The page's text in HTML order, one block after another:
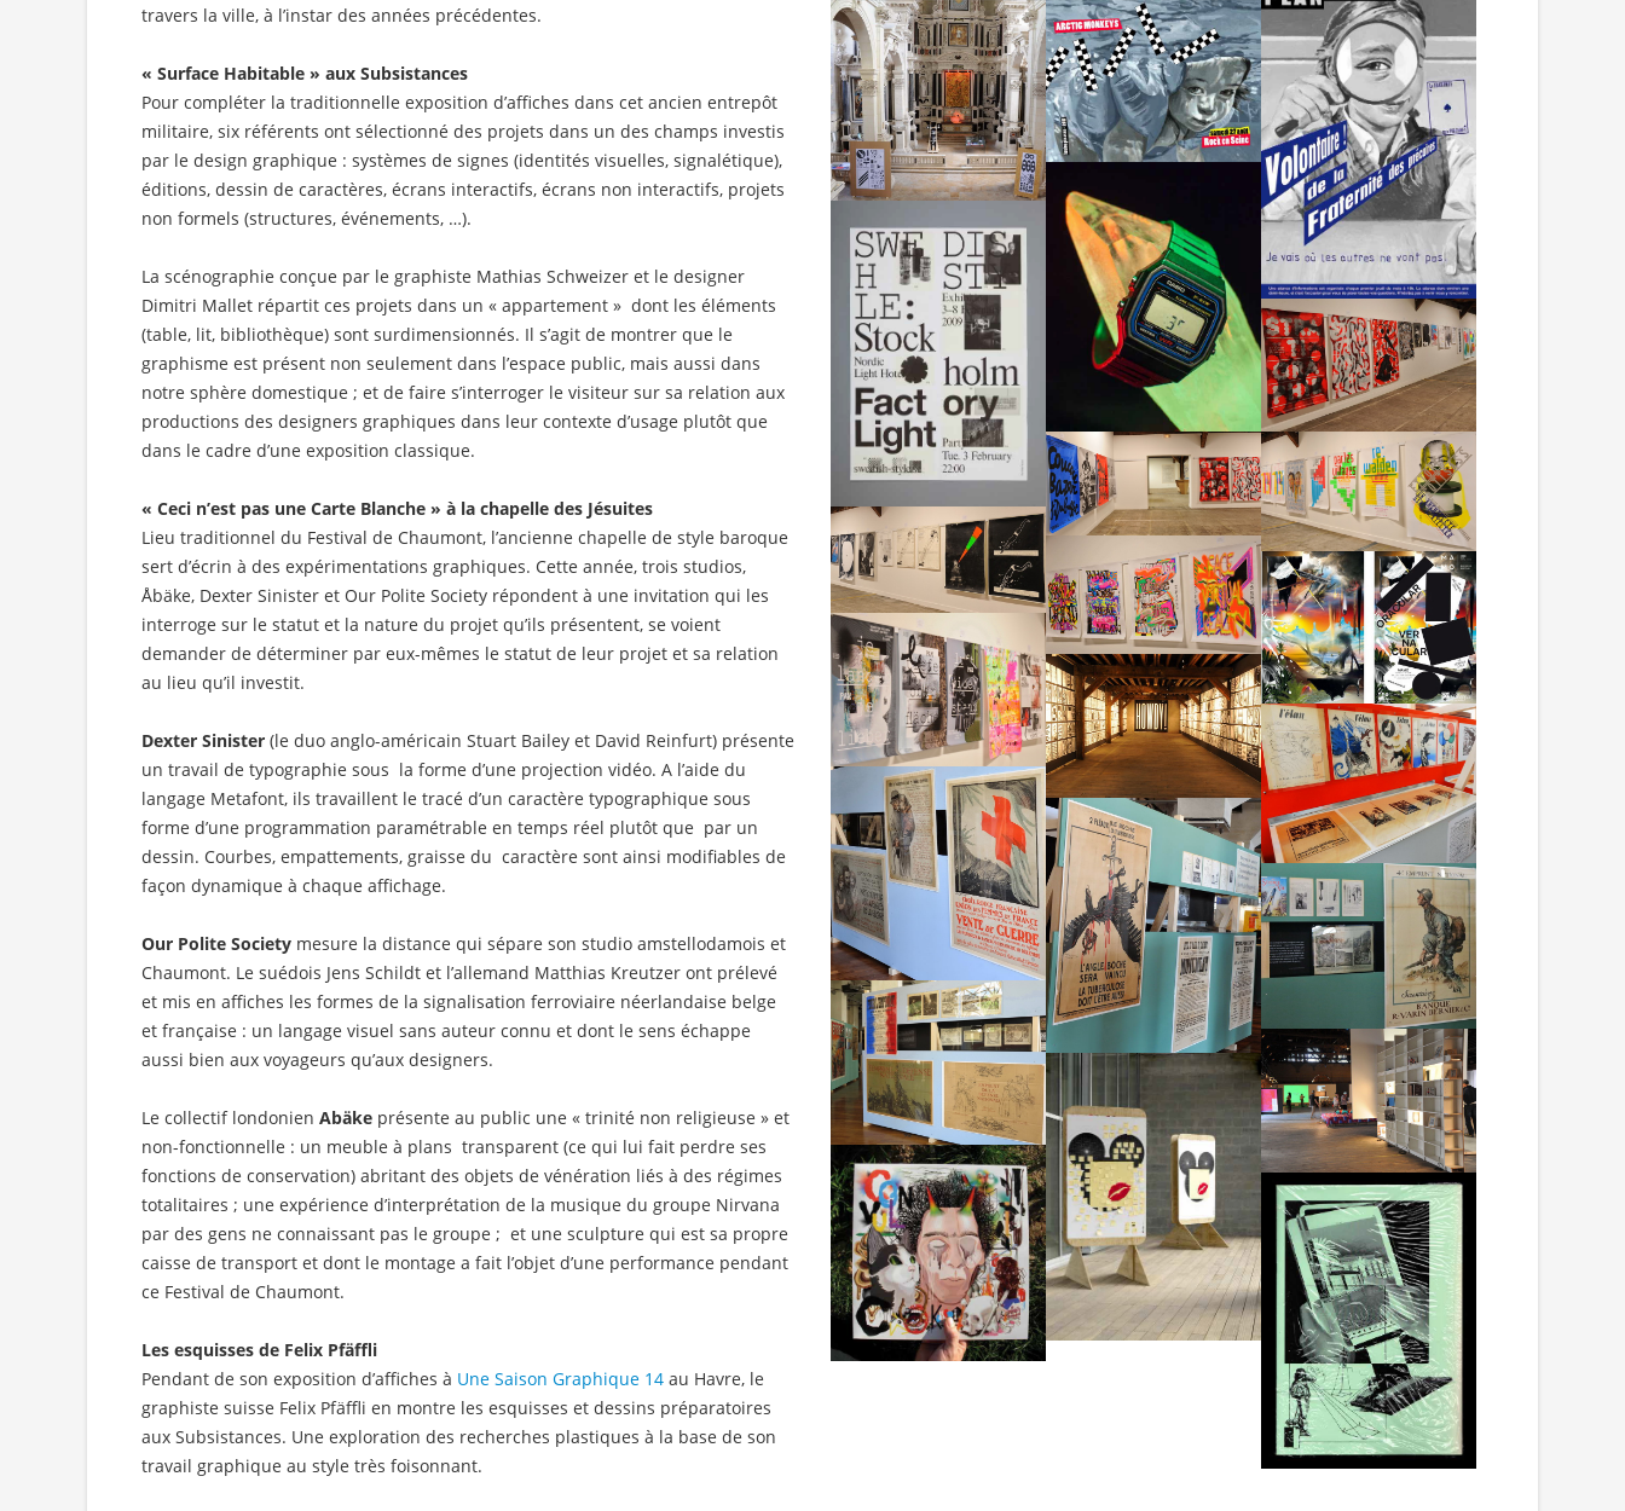
travers la ville, à l’instar des années précédentes.
« Surface Habitable » aux Subsistances
Pour compléter la traditionnelle exposition d’affiches dans cet ancien entrepôt
militaire, six référents ont sélectionné des projets dans un des champs investis
par le design graphique : systèmes de signes (identités visuelles, signalétique),
éditions, dessin de caractères, écrans interactifs, écrans non interactifs, projets
non formels (structures, événements, …).
La scénographie conçue par le graphiste Mathias Schweizer et le designer
Dimitri Mallet répartit ces projets dans un « appartement » dont les éléments
(table, lit, bibliothèque) sont surdimensionnés. Il s’agit de montrer que le
graphisme est présent non seulement dans l’espace public, mais aussi dans
notre sphère domestique ; et de faire s’interroger le visiteur sur sa relation aux
productions des designers graphiques dans leur contexte d’usage plutôt que
dans le cadre d’une exposition classique.
« Ceci n’est pas une Carte Blanche » à la chapelle des Jésuites
Lieu traditionnel du Festival de Chaumont, l’ancienne chapelle de style baroque
sert d’écrin à des expérimentations graphiques. Cette année, trois studios,
Åbäke, Dexter Sinister et Our Polite Society répondent à une invitation qui les
interroge sur le statut et la nature du projet qu’ils présentent, se voient
demander de déterminer par eux-mêmes le statut de leur projet et sa relation
au lieu qu’il investit.
Dexter Sinister (le duo anglo-américain Stuart Bailey et David Reinfurt) présente
un travail de typographie sous la forme d’une projection vidéo. A l’aide du
langage Metafont, ils travaillent le tracé d’un caractère typographique sous
forme d’une programmation paramétrable en temps réel plutôt que par un
dessin. Courbes, empattements, graisse du caractère sont ainsi modifiables de
façon dynamique à chaque affichage.
Our Polite Society mesure la distance qui sépare son studio amstellodamois et
Chaumont. Le suédois Jens Schildt et l’allemand Matthias Kreutzer ont prélevé
et mis en affiches les formes de la signalisation ferroviaire néerlandaise belge
et française : un langage visuel sans auteur connu et dont le sens échappe
aussi bien aux voyageurs qu’aux designers.
Le collectif londonien Abäke présente au public une « trinité non religieuse » et
non-fonctionnelle : un meuble à plans transparent (ce qui lui fait perdre ses
fonctions de conservation) abritant des objets de vénération liés à des régimes
totalitaires ; une expérience d’interprétation de la musique du groupe Nirvana
par des gens ne connaissant pas le groupe ; et une sculpture qui est sa propre
caisse de transport et dont le montage a fait l’objet d’une performance pendant
ce Festival de Chaumont.
Les esquisses de Felix Pfäffli
Pendant de son exposition d’affiches à Une Saison Graphique 14 au Havre, le
graphiste suisse Felix Pfäffli en montre les esquisses et dessins préparatoires
aux Subsistances. Une exploration des recherches plastiques à la base de son
travail graphique au style très foisonnant.